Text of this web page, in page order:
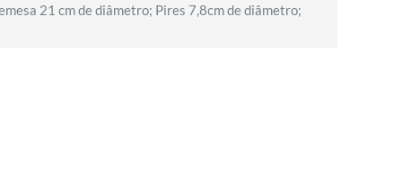
21 cm de diâmetro; Pires 7,8cm de diâmetro;